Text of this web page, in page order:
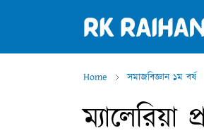
Home সমাজবিজ্ঞান ১ম বর্ষ